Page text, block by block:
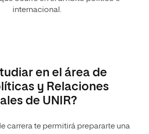
internacional.
en el área de
y Relaciones
de UNIR?
carrera te permitirá prepararte una